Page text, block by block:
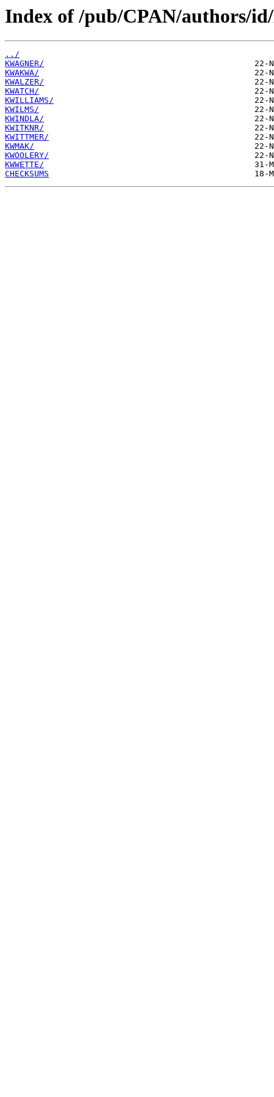
Index of /pub/CPAN/authors/
../
KWAGNER/
KWAKWA/
KWALZER/
KWATCH/
KWILLIAMS/
KWILMS/
KWINDLA/
KWITKNR/
KWITTMER/
KWMAK/
KWOOLERY/
KWWETTE/
CHECKSUMS